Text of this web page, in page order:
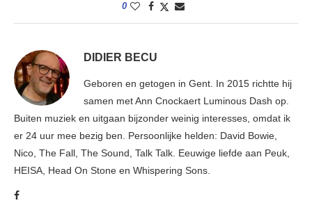
0
DIDIER BECU
Geboren en getogen in Gent. In 2015 richtte hij
samen met Ann Cnockaert Luminous Dash op.
Buiten muziek en uitgaan bijzonder weinig interesses, omdat ik
er 24 uur mee bezig ben. Persoonlijke helden: David Bowie,
Nico, The Fall, The Sound, Talk Talk. Eeuwige liefde aan Peuk,
HEISA, Head On Stone en Whispering Sons.